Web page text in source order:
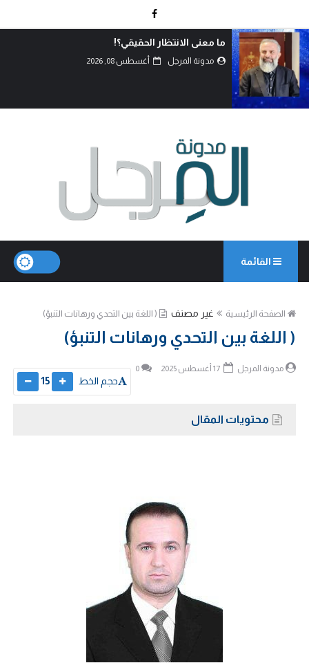
اتفاق الدفاع المشترك… قراءة في تحولات
القوى.
القائمة
الصفحة الرئيسية غير مصنف ( اللغة بين التحدي ورهانات التنبؤ)
( اللغة بين التحدي ورهانات التنبؤ)
مدونة المرجل 0
حجم الخط 15
محتويات المقال